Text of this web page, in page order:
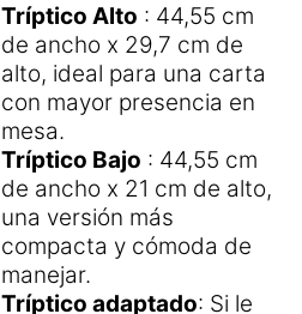
Tríptico Alto : 44,55 cm
de ancho x 29,7 cm de
alto, ideal para una carta
con mayor presencia en
mesa.
Tríptico Bajo : 44,55 cm
de ancho x 21 cm de alto,
una versión más
compacta y cómoda de
manejar.
Tríptico adaptado: Si le